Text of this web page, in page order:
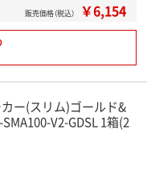
販売価格（税込） ￥6,154
ー(スリム)ゴールド&
V2-GDSL 1箱(2